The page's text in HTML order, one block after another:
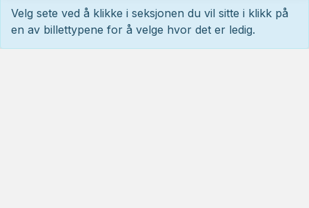
Velg sete ved å klikke i seksjonen du vil sitte i klikk på
en av billettypene for å velge hvor det er ledig.